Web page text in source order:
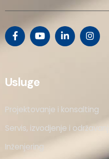
Usluge
Projektovanje i konsalting
Servis, izvodjenje i održavanje
Inženjering